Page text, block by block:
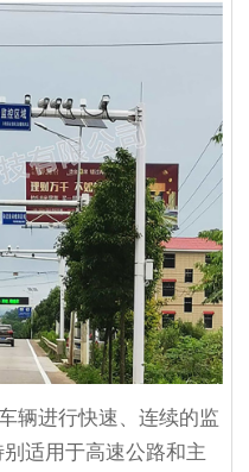
辆进行快速、连续的监
适用于高速公路和主